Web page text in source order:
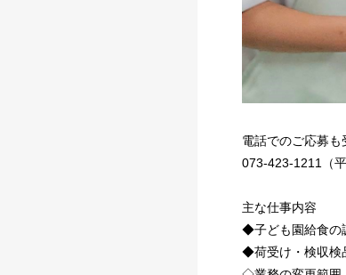
電話でのご応募も
073-423-1211（
主な仕事内容
◆子ども園給食の
◆荷受け・検収検